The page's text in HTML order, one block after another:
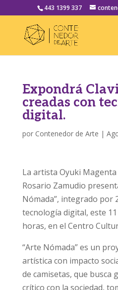
443 1399 337
Expondrá
creadas con
digital.
por Contenedor de Arte |
La artista Oyuki
Rosario Zamudio
Nómada”, integrado por
tecnología digital, este
horas, en el Centro
“Arte Nómada” es un
artística con impacto
de camisetas, que busca
crítico con la sociedad,